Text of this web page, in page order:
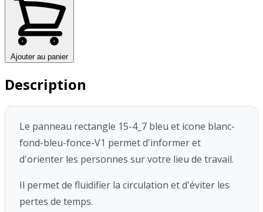
Ajouter au panier
Description
Le panneau rectangle 15-4_7 bleu et icone blanc-
fond-bleu-fonce-V1 permet d'informer et
d'orienter les personnes sur votre lieu de travail.
Il permet de fluidifier la circulation et d'éviter les
pertes de temps.